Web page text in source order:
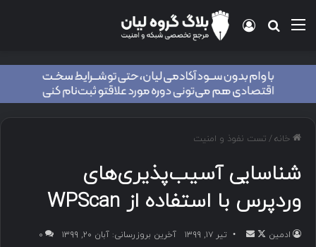
خانه/ تست نفوذ و امنیت
شناسایی آسیب‌پذیری‌های
وردپرس با استفاده از WPScan
ادمین تیر ۱۷, ۱۳۹۹ آخرین بروزرسانی: آبان ۲۰, ۱۳۹۹
۰